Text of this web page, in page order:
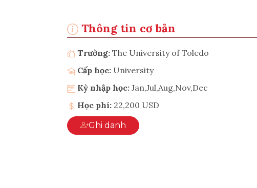
Thông tin cơ bản
Trường: The University of Toledo
Cấp học: University
Kỳ nhập học: Jan,Jul,Aug,Nov,Dec
Học phí: 22,200 USD
Ghi danh